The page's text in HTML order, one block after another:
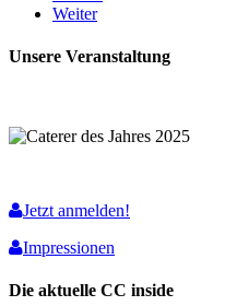
Weiter
Unsere Veranstaltung
Jetzt anmelden!
Impressionen
Die aktuelle CC inside